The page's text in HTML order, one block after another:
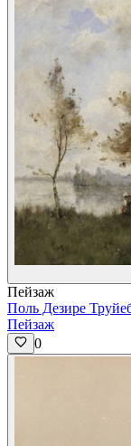
Пейзаж
Поль Дезире
Пейзаж
0